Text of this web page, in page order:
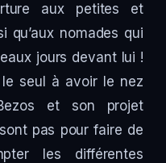
aux petites et
qu’aux nomades qui
jours devant lui !
le seul à avoir le nez
et son projet
pas pour faire de
les différentes